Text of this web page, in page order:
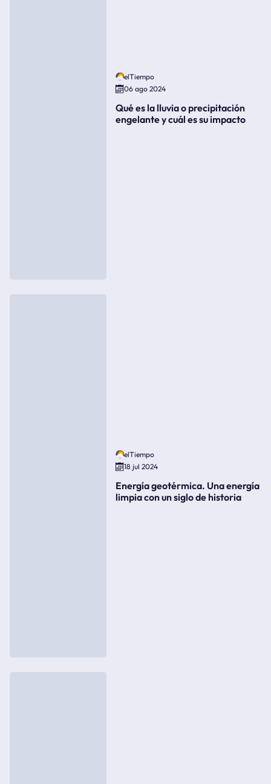
elTiempo
06 ago 2024
Qué es la lluvia o precipitación
engelante y cuál es su impacto
elTiempo
18 jul 2024
Energía geotérmica. Una energía
limpia con un siglo de historia